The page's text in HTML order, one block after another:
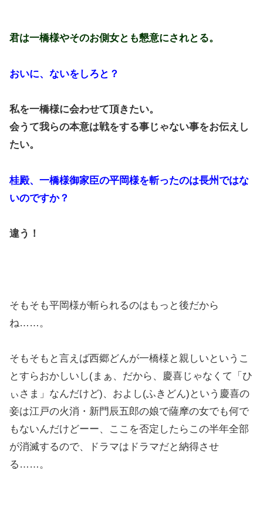
君は一橋様やそのお側女とも懇意にされとる。
おいに、ないをしろと？
私を一橋様に会わせて頂きたい。
会うて我らの本意は戦をする事じゃない事をお伝えし
たい。
桂殿、一橋様御家臣の平岡様を斬ったのは長州ではな
いのですか？
違う！
そもそも平岡様が斬られるのはもっと後だから
ね……。
そもそもと言えば西郷どんが一橋様と親しいというこ
とすらおかしいし(まぁ、だから、慶喜じゃなくて「ひ
ぃさま」なんだけど)、およし(ふきどん)という慶喜の
妾は江戸の火消・新門辰五郎の娘で薩摩の女でも何で
もないんだけどーー、ここを否定したらこの半年全部
が消滅するので、ドラマはドラマだと納得させ
る……。